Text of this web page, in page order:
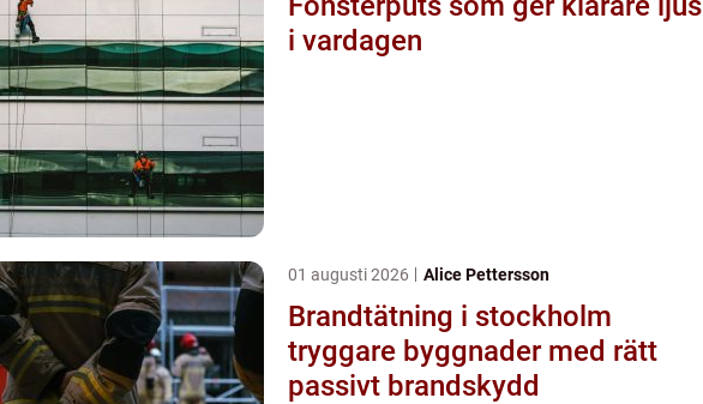
i vardagen
01 augusti 2026 Alice Pettersson
Brandtätning i stockholm
tryggare byggnader med rätt
passivt brandskydd